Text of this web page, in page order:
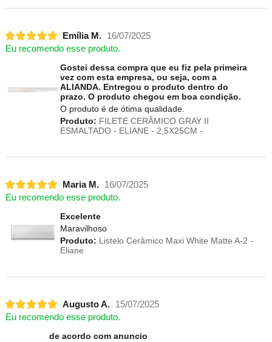
Emília M.
16/07/2025
Eu recomendo esse produto.
Gostei dessa compra que eu fiz pela primeira
vez com esta empresa, ou seja, com a
ALIANDA. Entregou o produto dentro do
prazo. O produto chegou em boa condição.
O produto é de ótima qualidade.
Produto: FILETE CERÂMICO GRAY II
ESMALTADO - ELIANE - 2,5X25CM -
Maria M.
16/07/2025
Eu recomendo esse produto.
Excelente
Maravilhoso
Produto: Listelo Cerâmico Maxi White Matte A-2 -
Eliane
Augusto A.
15/07/2025
Eu recomendo esse produto.
de acordo com anuncio